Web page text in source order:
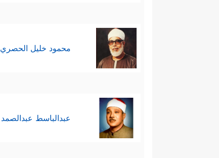
محمود خليل الحصري
عبدالباسط عبدالصمد